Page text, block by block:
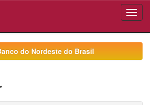
do Nordeste do Brasil